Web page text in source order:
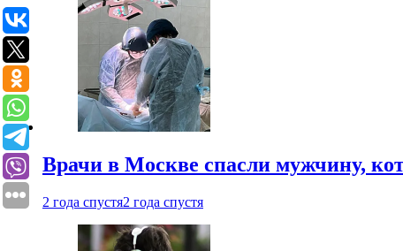
Врачи в Москве спасли мужчину,
2 года спустя2 года спустя